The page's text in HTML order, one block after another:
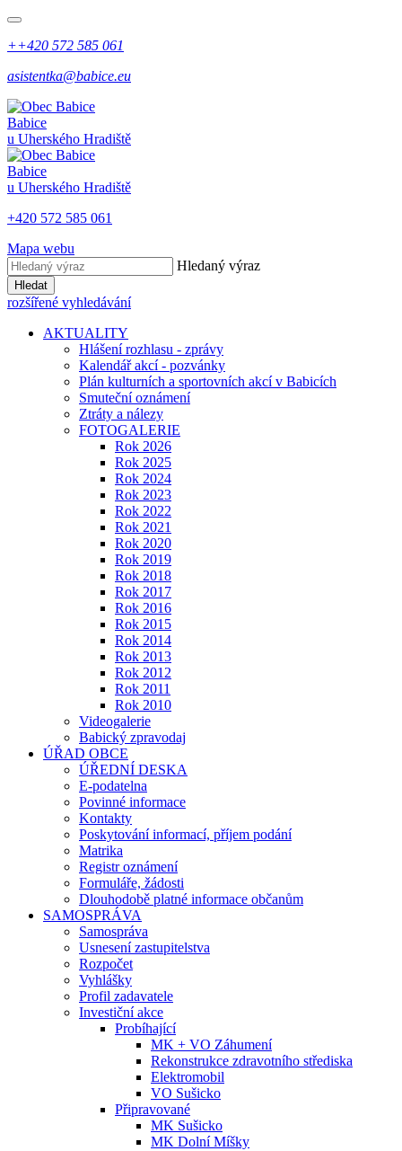
++420 572 585 061
asistentka@babice.eu
Babice
u Uherského Hradiště
Babice
u Uherského Hradiště
+420 572 585 061
Mapa webu
Hledaný výraz
Hledat
rozšířené vyhledávání
AKTUALITY
Hlášení rozhlasu - zprávy
Kalendář akcí - pozvánky
Plán kulturních a sportovních akcí v Babicích
Smuteční oznámení
Ztráty a nálezy
FOTOGALERIE
Rok 2026
Rok 2025
Rok 2024
Rok 2023
Rok 2022
Rok 2021
Rok 2020
Rok 2019
Rok 2018
Rok 2017
Rok 2016
Rok 2015
Rok 2014
Rok 2013
Rok 2012
Rok 2011
Rok 2010
Videogalerie
Babický zpravodaj
ÚŘAD OBCE
ÚŘEDNÍ DESKA
E-podatelna
Povinné informace
Kontakty
Poskytování informací, příjem podání
Matrika
Registr oznámení
Formuláře, žádosti
Dlouhodobě platné informace občanům
SAMOSPRÁVA
Samospráva
Usnesení zastupitelstva
Rozpočet
Vyhlášky
Profil zadavatele
Investiční akce
Probíhající
MK + VO Záhumení
Rekonstrukce zdravotního střediska
Elektromobil
VO Sušicko
Připravované
MK Sušicko
MK Dolní Míšky